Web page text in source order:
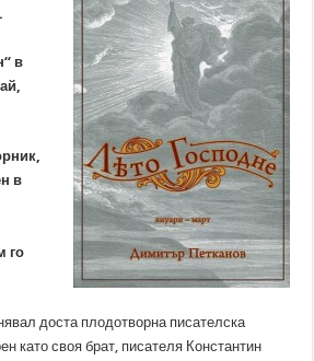
в
в
го
доста плодотворна писателска
като своя брат, писателя Константин